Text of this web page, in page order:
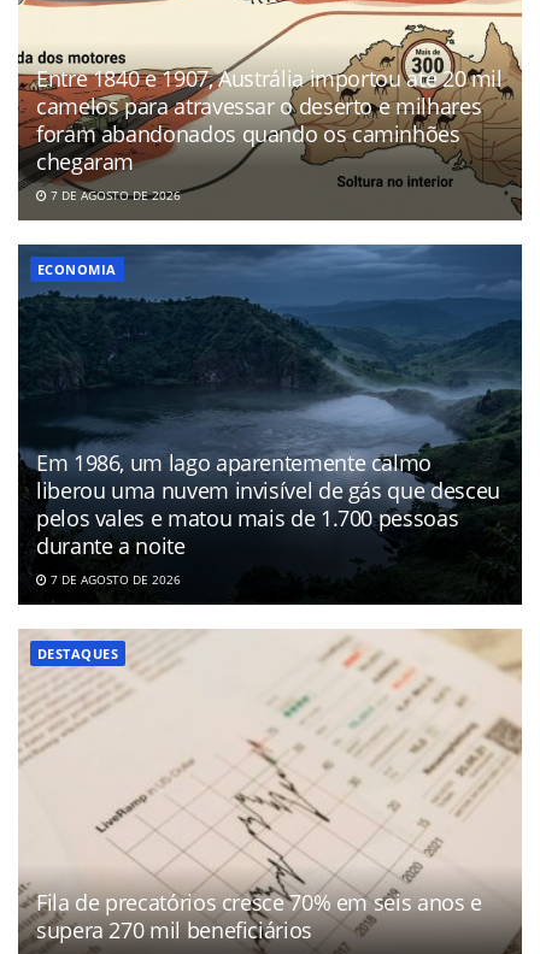
Entre 1840 e 1907, Austrália importou até 20 mil
camelos para atravessar o deserto e milhares
foram abandonados quando os caminhões
chegaram
7 DE AGOSTO DE 2026
ECONOMIA
Em 1986, um lago aparentemente calmo
liberou uma nuvem invisível de gás que desceu
pelos vales e matou mais de 1.700 pessoas
durante a noite
7 DE AGOSTO DE 2026
DESTAQUES
Fila de precatórios cresce 70% em seis anos e
supera 270 mil beneficiários